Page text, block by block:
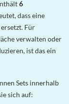
6
dass eine
Für
verwalten oder
ist das ein
Sets innerhalb
sich auf: